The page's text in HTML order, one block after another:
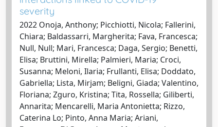
severity
2022 Onoja, Anthony; Picchiotti, Nicola; Fallerini,
Chiara; Baldassarri, Margherita; Fava, Francesca;
Null, Null; Mari, Francesca; Daga, Sergio; Benetti,
Elisa; Bruttini, Mirella; Palmieri, Maria; Croci,
Susanna; Meloni, Ilaria; Frullanti, Elisa; Doddato,
Gabriella; Lista, Mirjam; Beligni, Giada; Valentino,
Floriana; Zguro, Kristina; Tita, Rossella; Giliberti,
Annarita; Mencarelli, Maria Antonietta; Rizzo,
Caterina Lo; Pinto, Anna Maria; Ariani,